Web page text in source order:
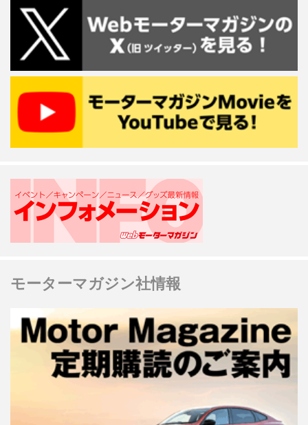
モーターマガジン社情報